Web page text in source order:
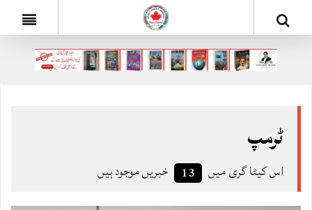
ٹرمپ
اس کیٹا گری میں 13 خبریں موجود ہیں